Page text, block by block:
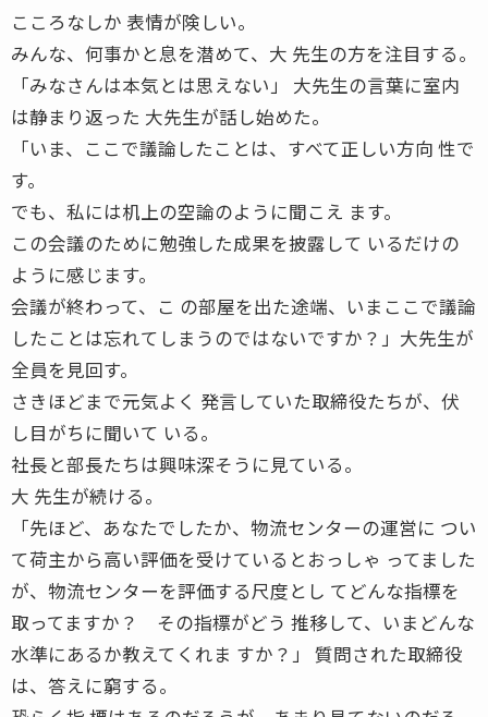
こころなしか 表情が険しい。
みんな、何事かと息を潜めて、大 先生の方を注目する。
「みなさんは本気とは思えない」 大先生の言葉に室内
は静まり返った 大先生が話し始めた。
「いま、ここで議論したことは、すべて正しい方向 性で
す。
でも、私には机上の空論のように聞こえ ます。
この会議のために勉強した成果を披露して いるだけの
ように感じます。
会議が終わって、こ の部屋を出た途端、いまここで議論
したことは忘れてしまうのではないですか？」大先生が
全員を見回す。
さきほどまで元気よく 発言していた取締役たちが、伏
し目がちに聞いて いる。
社長と部長たちは興味深そうに見ている。
大 先生が続ける。
「先ほど、あなたでしたか、物流センターの運営に つい
て荷主から高い評価を受けているとおっしゃ ってました
が、物流センターを評価する尺度とし てどんな指標を
取ってますか？ その指標がどう 推移して、いまどんな
水準にあるか教えてくれま すか？」 質問された取締役
は、答えに窮する。